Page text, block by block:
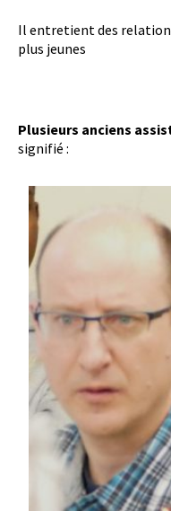
Il entretient des
plus jeunes
Plusieurs anciens
signifié :